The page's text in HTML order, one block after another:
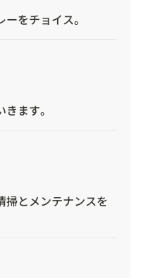
をチョイス。
ます。
掃とメンテナンスを